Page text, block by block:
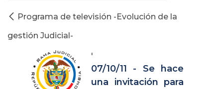
Programa de televisión -Evolución de la
gestión Judicial-
'
07/10/11 - Se hace
una invitación para